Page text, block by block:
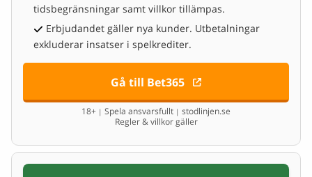
tidsbegränsningar samt villkor tillämpas.
Erbjudandet gäller nya kunder. Utbetalningar
exkluderar insatser i spelkrediter.
Gå till Bet365
18+ | Spela ansvarsfullt | stodlinjen.se
Regler & villkor gäller